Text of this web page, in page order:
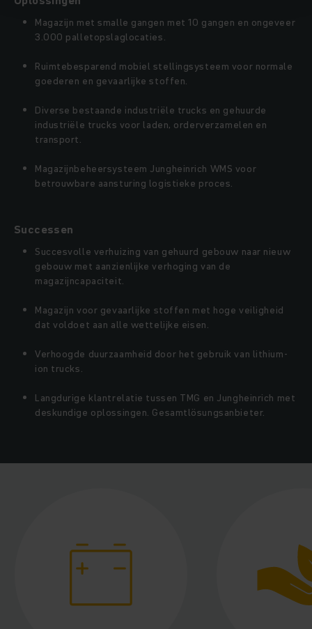
Magazijn met smalle gangen met 10 gangen en ongeveer
3.000 palletopslaglocaties.
Ruimtebesparend mobiel stellingsysteem voor normale
goederen en gevaarlijke stoffen.
Diverse bestaande industriële trucks en gehuurde
industriële trucks voor laden, orderverzamelen en
transport.
Magazijnbeheersysteem Jungheinrich WMS voor
betrouwbare aansturing logistieke proces.
Successen
Succesvolle verhuizing van gehuurd gebouw naar nieuw
gebouw met aanzienlijke verhoging van de
magazijncapaciteit.
Magazijn voor gevaarlijke stoffen met hoge veiligheid
dat voldoet aan alle wettelijke eisen.
Verhoogde duurzaamheid door het gebruik van lithium-
ion trucks.
Langdurige klantrelatie tussen TMG en Jungheinrich met
deskundige oplossingen. Gesamtlösungsanbieter.